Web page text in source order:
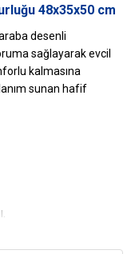
48x35x50 cm
desenli
sağlayarak evcil
kalmasına
sunan hafif